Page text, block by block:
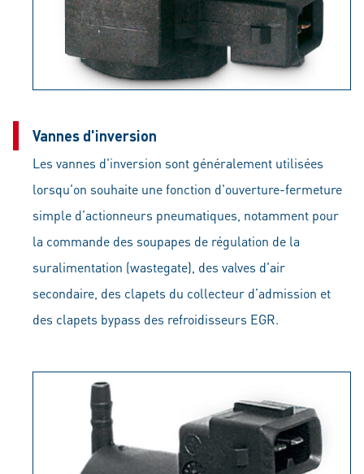
Vannes d'inversion
Les vannes d'inversion sont généralement utilisées
lorsqu'on souhaite une fonction d'ouverture-fermeture
simple d’actionneurs pneumatiques, notamment pour
la commande des soupapes de régulation de la
suralimentation (wastegate), des valves d'air
secondaire, des clapets du collecteur d’admission et
des clapets bypass des refroidisseurs EGR.